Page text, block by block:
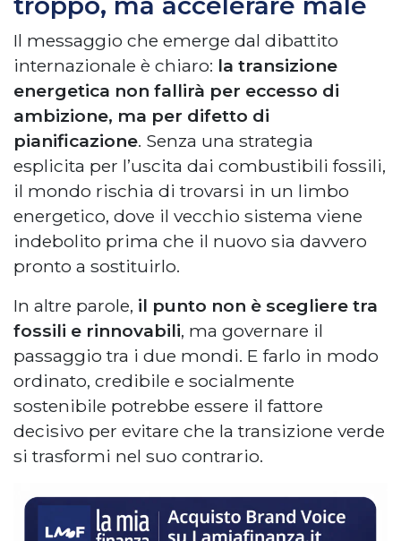
Il messaggio che emerge dal dibattito
internazionale è chiaro: la transizione
energetica non fallirà per eccesso di
ambizione, ma per difetto di
pianificazione. Senza una strategia
esplicita per l’uscita dai combustibili fossili,
il mondo rischia di trovarsi in un limbo
energetico, dove il vecchio sistema viene
indebolito prima che il nuovo sia davvero
pronto a sostituirlo.
In altre parole, il punto non è scegliere tra
fossili e rinnovabili, ma governare il
passaggio tra i due mondi. E farlo in modo
ordinato, credibile e socialmente
sostenibile potrebbe essere il fattore
decisivo per evitare che la transizione verde
si trasformi nel suo contrario.